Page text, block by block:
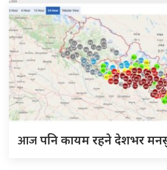
आजपनि कायम रहने देशभर